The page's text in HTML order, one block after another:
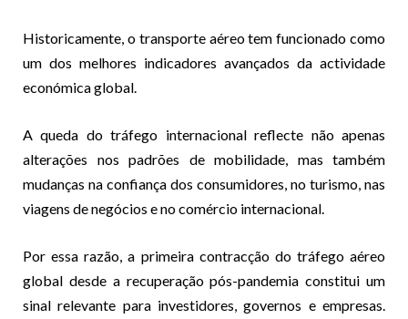
Historicamente, o transporte aéreo tem funcionado como
um dos melhores indicadores avançados da actividade
económica global.
A queda do tráfego internacional reflecte não apenas
alterações nos padrões de mobilidade, mas também
mudanças na confiança dos consumidores, no turismo, nas
viagens de negócios e no comércio internacional.
Por essa razão, a primeira contracção do tráfego aéreo
global desde a recuperação pós-pandemia constitui um
sinal relevante para investidores, governos e empresas.